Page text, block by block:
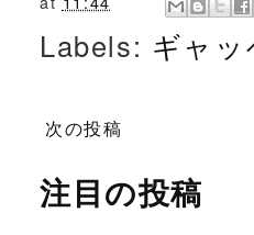
Labels: ギャ
次の投稿
注目の投稿